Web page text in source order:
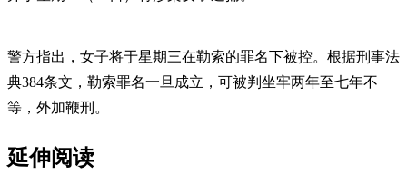
警方指出，女子将于星期三在勒索的罪名下被控。根据刑事法
典384条文，勒索罪名一旦成立，可被判坐牢两年至七年不
等，外加鞭刑。
延伸阅读